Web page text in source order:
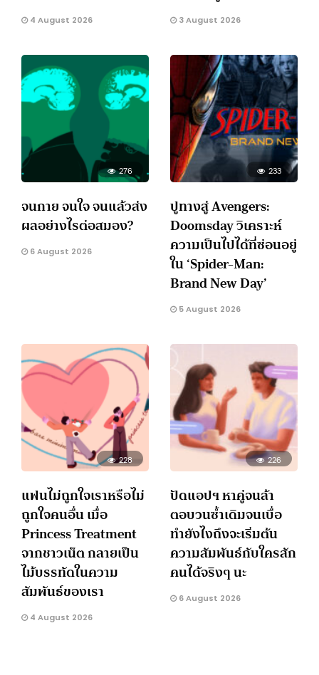
4 August 2026 3 August 2026
276
จนกาย จนใจ จนแล้วส่ง
ผลอย่างไรต่อสมอง?
6 August 2026
233
ปูทางสู่ Avengers:
Doomsday วิเคราะห์
ความเป็นไปได้ที่ซ่อนอยู่
ใน ‘Spider-Man:
Brand New Day’
5 August 2026
228
แฟนไม่ถูกใจเราหรือไม่
ถูกใจคนอื่น เมื่อ
Princess Treatment
จากชาวเน็ต กลายเป็น
ไม้บรรทัดในความ
สัมพันธ์ของเรา
4 August 2026
226
ปัดแอปฯ หาคู่จนล้า
ตอบวนซ้ำเดิมจนเบื่อ
ทำยังไงถึงจะเริ่มต้น
ความสัมพันธ์กับใครสัก
คนได้จริงๆ นะ
6 August 2026